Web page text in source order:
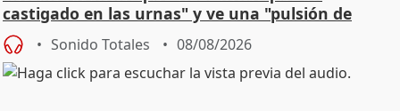
castigado en las urnas" y ve una "pulsión de
cambio"
Sonido Totales 08/08/2026